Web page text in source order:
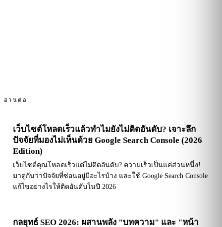
อ่านต่อ
เว็บไซต์โหลดเร็วแล้วทำไมยังไม่ติดอันดับ? เจาะลึก
ปัจจัยที่มองไม่เห็นด้วย Google Search Console (2026
Edition)
เว็บไซต์คุณโหลดเร็วแต่ไม่ติดอันดับ? ความเร็วเป็นแค่ส่วนหนึ่ง!
มาดูกันว่าปัจจัยที่ซ่อนอยู่มีอะไรบ้าง และใช้ Google Search Console
แก้ไขอย่างไรให้ติดอันดับในปี 2026
กลยุทธ์ SEO 2026: ผสานพลัง "บทความ" และ "หน้า